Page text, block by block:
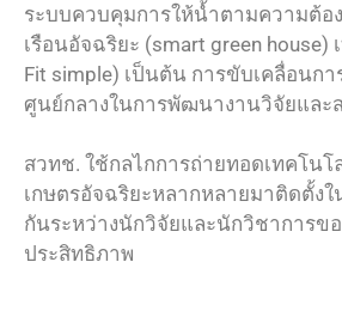
ระบบควบคุมการให้น้ำตามความต้อ
เรือนอัจฉริยะ (smart green
Fit simple) เป็นต้น การขับเคลื่อนก
ศูนย์กลางในการพัฒนางานวิจัยและ
สวทช. ใช้กลไกการถ่ายทอดเทคโน
เกษตรอัจฉริยะหลากหลายมาติดตั้ง
กันระหว่างนักวิจัยและนักวิชาการข
ประสิทธิภาพ